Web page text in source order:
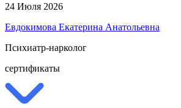
24 Июля 2026
Евдокимова Екатерина Анатольевна
Психиатр-нарколог
сертификаты